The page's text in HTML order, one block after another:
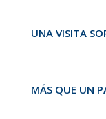
UNA VISITA
MÁS QUE UN